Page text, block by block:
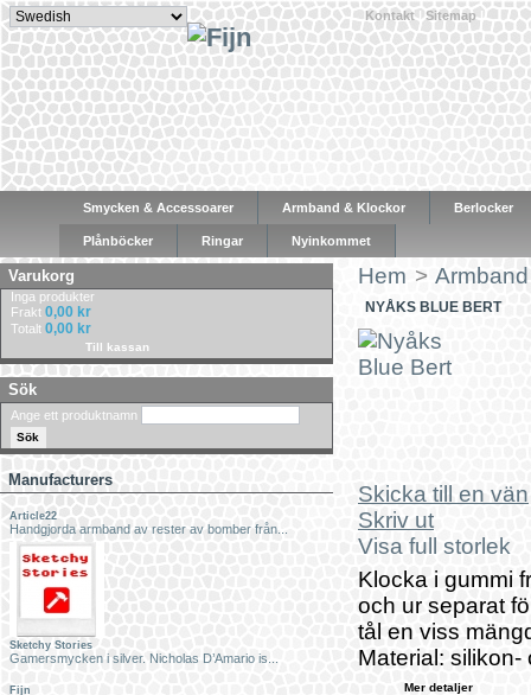
Kontakt|Sitemap|
Smycken & Accessoarer Armband & Klockor Berlocker
Plånböcker Ringar Nyinkommet
Varukorg
Inga produkter
Frakt 0,00 kr
Totalt 0,00 kr
Till kassan
Sök
Ange ett produktnamn
Manufacturers
Article22
Handgjorda armband av rester av bomber från...
Sketchy Stories
Gamersmycken i silver. Nicholas D’Amario is...
Fijn
Hem >
NYÅKS BLUE BERT
Skicka till en vän
Skriv ut
Visa full storlek
Klocka i gummi
och ur separat
tål en viss
Material:
Mer detaljer